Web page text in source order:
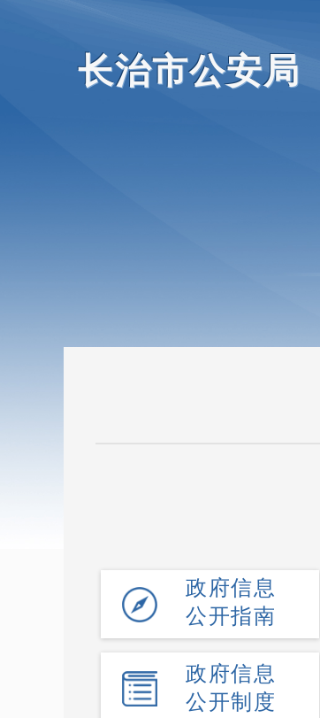
长治市公安局
政府信息
公开指南
政府信息
公开制度